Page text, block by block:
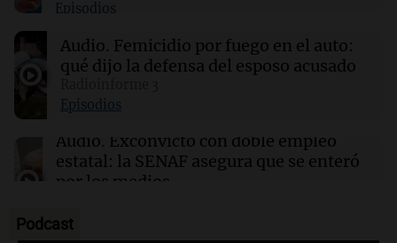
14:04 Tecnología
Hackers acceden a datos de clientes de
Framework en un ciberataque masivo
14:03 Tecnología
Cloudflare presenta Kitesurf, un navegador
diseñado para agentes de IA
Episodios
Audio. Femicidio por fuego en el auto:
qué dijo la defensa del esposo acusado
Episodios
Audio. Exconvicto con doble empleo
estatal: la SENAF asegura que se enteró
por los medios
Episodios
Podcast